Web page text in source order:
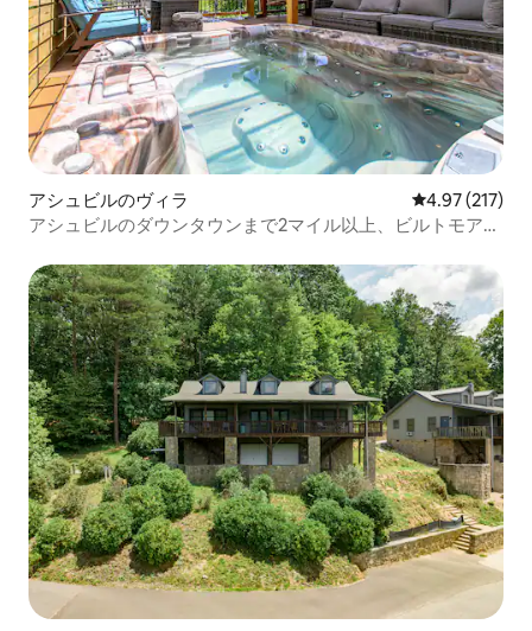
アシュビルのヴィラ レビュー217
4.97 (217)
アシュビルのダウンタウンまで2マイル以上、ビルトモアま